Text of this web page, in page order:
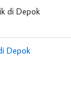
Depok